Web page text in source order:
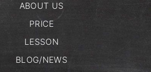
ABOUT US
PRICE
LESSON
BLOG/NEWS